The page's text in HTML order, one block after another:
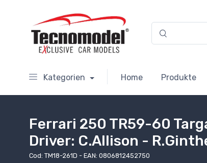
Kategorien Home Produkte
Ferrari 250 TR59-60
Driver: C.Allison -
Cod: TM18-261D - EAN: 0806812452750